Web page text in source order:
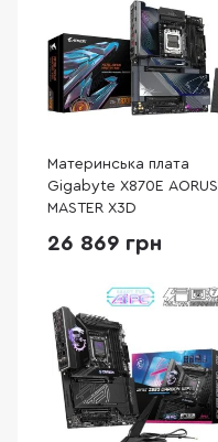
Материнська плата
Gigabyte X870E AORUS
MASTER X3D
26 869 грн